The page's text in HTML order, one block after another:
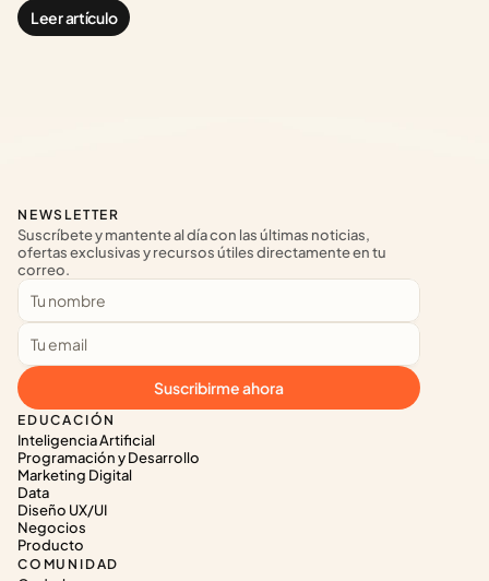
Leer artículo
EDUCACIÓN
Inteligencia Artificial
Programación y Desarrollo
Marketing Digital
Data
Diseño UX/UI
Negocios
Producto
COMUNIDAD
NEWSLETTER
Suscríbete y mantente al día con las últimas noticias,
ofertas exclusivas y recursos útiles directamente en tu
correo.
Suscribirme ahora